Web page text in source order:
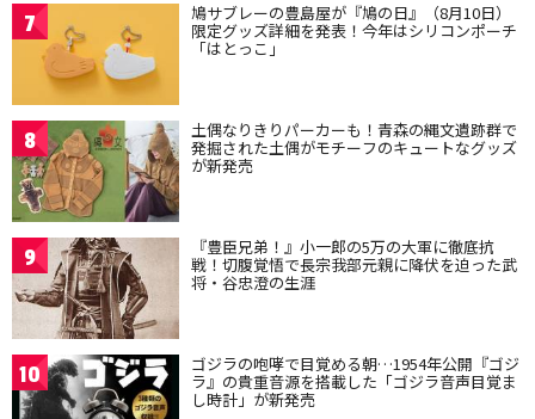
7 鳩サブレーの豊島屋が『鳩の日』（8月10日）
限定グッズ詳細を発表！今年はシリコンポーチ
「はとっこ」
8 土偶なりきりパーカーも！青森の縄文遺跡群で
発掘された土偶がモチーフのキュートなグッズ
が新発売
9 『豊臣兄弟！』小一郎の5万の大軍に徹底抗
戦！切腹覚悟で長宗我部元親に降伏を迫った武
将・谷忠澄の生涯
10 ゴジラの咆哮で目覚める朝…1954年公開『ゴジ
ラ』の貴重音源を搭載した「ゴジラ音声目覚ま
し時計」が新発売